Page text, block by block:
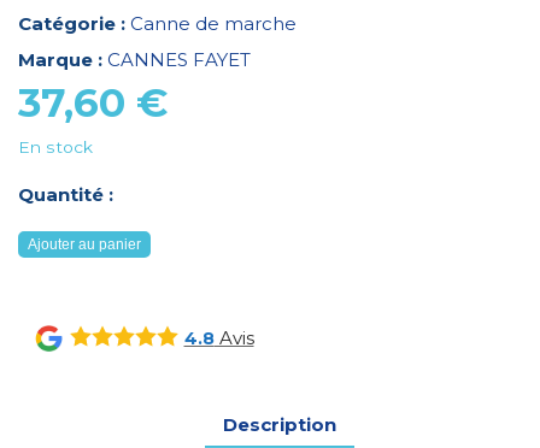
Catégorie : Canne de marche
Marque : CANNES FAYET
37,60 €
En stock
Quantité :
de
BEIGE
Ajouter au panier
4.8Avis
Description